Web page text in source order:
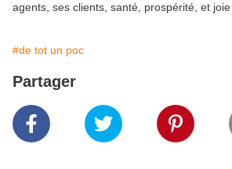
agents, ses clients, santé, prospérité, et joie
#de tot un poc
Partager